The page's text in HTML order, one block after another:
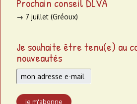
Prochain conseil DLVA
→ 7 juillet (Gréoux)
Je souhaite être tenu(e) au
nouveautés